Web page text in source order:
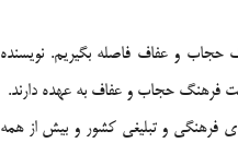
حجاب و عفاف فاصله بگيريم. نويسنده
فرهنگ حجاب و عفاف به عهده دارند.
و تبليغي كشور و بيش از همه